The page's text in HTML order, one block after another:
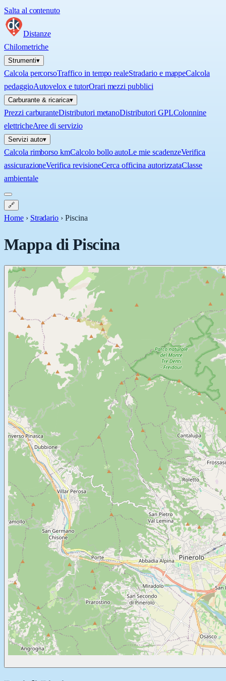
Salta al contenuto
Distanze
Chilometriche
Strumenti▾
Calcola percorsoTraffico in tempo realeStradario e mappeCalcola
pedaggioAutovelox e tutorOrari mezzi pubblici
Carburante & ricarica▾
Prezzi carburanteDistributori metanoDistributori GPLColonnine
elettricheAree di servizio
Servizi auto▾
Calcola rimborso kmCalcolo bollo autoLe mie scadenzeVerifica
assicurazioneVerifica revisioneCerca officina autorizzataClasse
ambientale
🔗
Home › Stradario ›Piscina
Mappa diPiscina